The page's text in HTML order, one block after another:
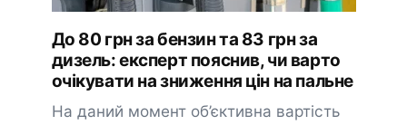
До 80 грн за бензин та 83 грн за
дизель: експерт пояснив, чи варто
очікувати на зниження цін на пальне
На даний момент об’єктивна вартість